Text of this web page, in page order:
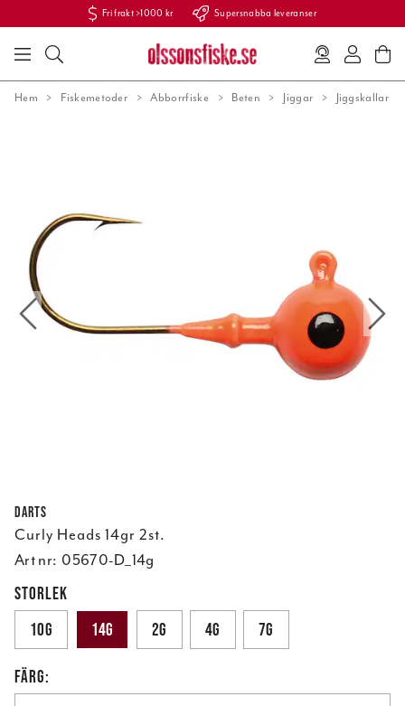
Fri frakt >1000 kr Supersnabba leveranser
Hem Fiskemetoder Abborrfiske Beten Jiggar Jiggskallar
Darts
Curly Heads 14gr 2st.
Art nr: 05670-D_14g
STORLEK
10g
14g 2g 4g 7g
FÄRG: